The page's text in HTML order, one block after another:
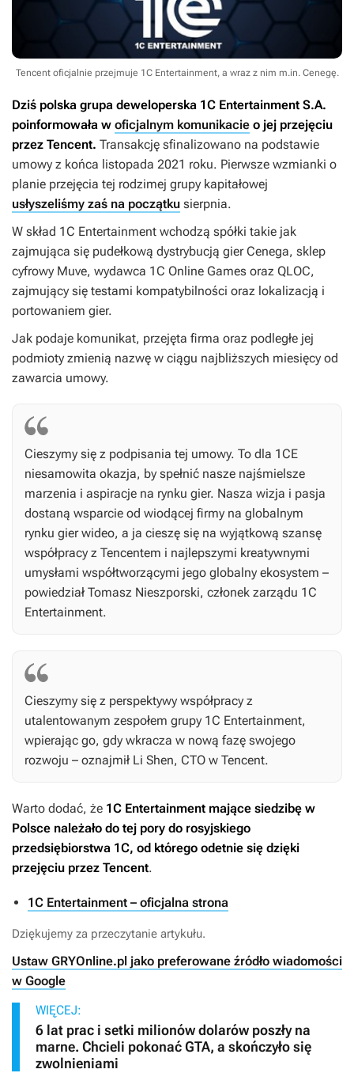
Tencent oficjalnie przejmuje 1C Entertainment, a wraz z nim m.in. Cenegę.
Dziś polska grupa deweloperska 1C Entertainment S.A.
poinformowała w oficjalnym komunikacie o jej przejęciu
przez Tencent. Transakcję sfinalizowano na podstawie
umowy z końca listopada 2021 roku. Pierwsze wzmianki o
planie przejęcia tej rodzimej grupy kapitałowej
usłyszeliśmy zaś na początku sierpnia.
W skład 1C Entertainment wchodzą spółki takie jak
zajmująca się pudełkową dystrybucją gier Cenega, sklep
cyfrowy Muve, wydawca 1C Online Games oraz QLOC,
zajmujący się testami kompatybilności oraz lokalizacją i
portowaniem gier.
Jak podaje komunikat, przejęta firma oraz podległe jej
podmioty zmienią nazwę w ciągu najbliższych miesięcy od
zawarcia umowy.
Cieszymy się z podpisania tej umowy. To dla 1CE
niesamowita okazja, by spełnić nasze najśmielsze
marzenia i aspiracje na rynku gier. Nasza wizja i pasja
dostaną wsparcie od wiodącej firmy na globalnym
rynku gier wideo, a ja cieszę się na wyjątkową szansę
współpracy z Tencentem i najlepszymi kreatywnymi
umysłami współtworzącymi jego globalny ekosystem –
powiedział Tomasz Nieszporski, członek zarządu 1C
Entertainment.
Cieszymy się z perspektywy współpracy z
utalentowanym zespołem grupy 1C Entertainment,
wpierając go, gdy wkracza w nową fazę swojego
rozwoju – oznajmił Li Shen, CTO w Tencent.
Warto dodać, że 1C Entertainment mające siedzibę w
Polsce należało do tej pory do rosyjskiego
przedsiębiorstwa 1C, od którego odetnie się dzięki
przejęciu przez Tencent.
1C Entertainment – oficjalna strona
Dziękujemy za przeczytanie artykułu.
Ustaw GRYOnline.pl jako preferowane źródło wiadomości
w Google
WIĘCEJ:
6 lat prac i setki milionów dolarów poszły na
marne. Chcieli pokonać GTA, a skończyło się
zwolnieniami